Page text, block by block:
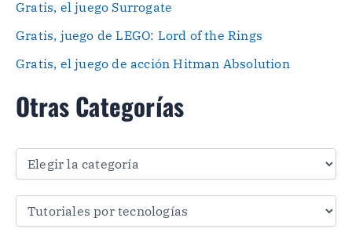
Gratis, el juego Surrogate
Gratis, juego de LEGO: Lord of the Rings
Gratis, el juego de acción Hitman Absolution
Otras Categorías
O
a